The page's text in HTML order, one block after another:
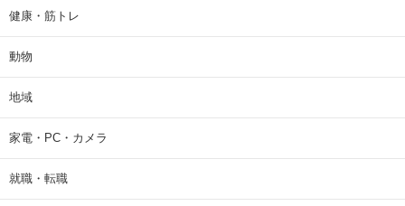
健康・筋トレ
動物
地域
家電・PC・カメラ
就職・転職